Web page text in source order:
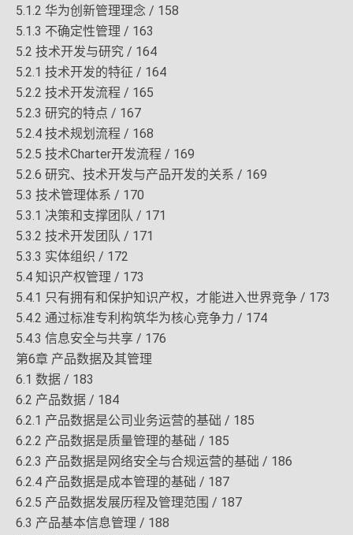
5.1.2 华为创新管理理念 / 158
5.1.3 不确定性管理 / 163
5.2 技术开发与研究 / 164
5.2.1 技术开发的特征 / 164
5.2.2 技术开发流程 / 165
5.2.3 研究的特点 / 167
5.2.4 技术规划流程 / 168
5.2.5 技术Charter开发流程 / 169
5.2.6 研究、技术开发与产品开发的关系 / 169
5.3 技术管理体系 / 170
5.3.1 决策和支撑团队 / 171
5.3.2 技术开发团队 / 171
5.3.3 实体组织 / 172
5.4 知识产权管理 / 173
5.4.1 只有拥有和保护知识产权，才能进入世界竞争 / 173
5.4.2 通过标准专利构筑华为核心竞争力 / 174
5.4.3 信息安全与共享 / 176
第6章 产品数据及其管理
6.1 数据 / 183
6.2 产品数据 / 184
6.2.1 产品数据是公司业务运营的基础 / 185
6.2.2 产品数据是质量管理的基础 / 185
6.2.3 产品数据是网络安全与合规运营的基础 / 186
6.2.4 产品数据是成本管理的基础 / 187
6.2.5 产品数据发展历程及管理范围 / 187
6.3 产品基本信息管理 / 188